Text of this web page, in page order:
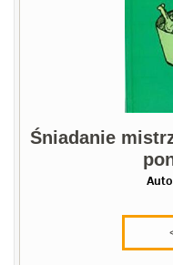
Śniadanie